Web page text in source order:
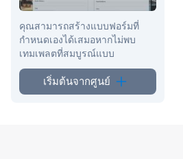
คุณสามารถสร้างแบบฟอร์มที่
กำหนดเองได้เสมอหากไม่พบ
เทมเพลตที่สมบูรณ์แบบ
เริ่มต้นจากศูนย์